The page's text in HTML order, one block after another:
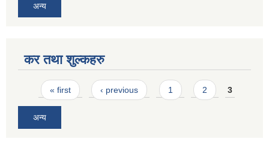
अन्य
कर तथा शुल्कहरु
Pages
« first ‹ previous 1 2 3
अन्य